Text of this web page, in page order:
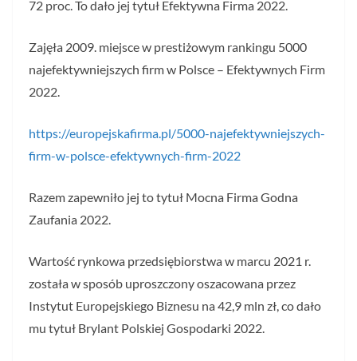
72 proc. To dało jej tytuł Efektywna Firma 2022.
Zajęła 2009. miejsce w prestiżowym rankingu 5000
najefektywniejszych firm w Polsce – Efektywnych Firm
2022.
https://europejskafirma.pl/5000-najefektywniejszych-
firm-w-polsce-efektywnych-firm-2022
Razem zapewniło jej to tytuł Mocna Firma Godna
Zaufania 2022.
Wartość rynkowa przedsiębiorstwa w marcu 2021 r.
została w sposób uproszczony oszacowana przez
Instytut Europejskiego Biznesu na 42,9 mln zł, co dało
mu tytuł Brylant Polskiej Gospodarki 2022.